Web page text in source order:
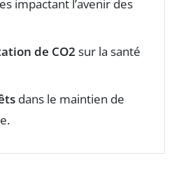
impactant l’avenir des
de CO2 sur la santé
dans le maintien de